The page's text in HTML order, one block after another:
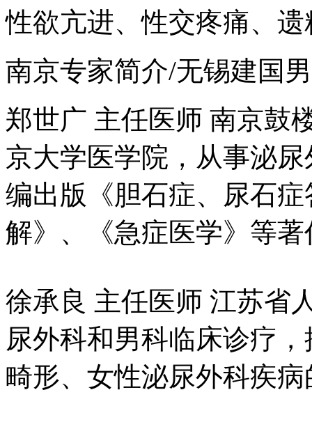
性欲亢进、性交疼痛、
南京专家简介/无锡建国
郑世广 主任医师 南京鼓
京大学医学院，从事泌
编出版《胆石症、尿石
解》、《急症医学》等著
徐承良 主任医师 江苏省
尿外科和男科临床诊疗
畸形、女性泌尿外科疾